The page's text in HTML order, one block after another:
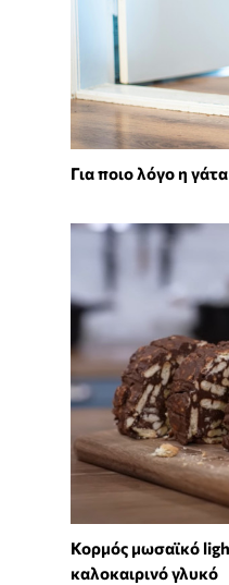
Για ποιο λόγο η
Κορμός μωσαϊκό
καλοκαιρινό γλυκό